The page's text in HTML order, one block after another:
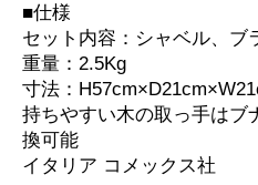
■仕様
セット内容：シャベル、ブ
重量：2.5Kg
寸法：
持ちやすい木の取っ手はブ
換可能
イタリア コメックス社